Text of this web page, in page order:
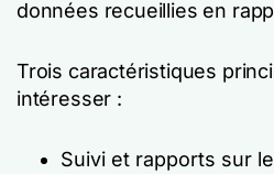
données recueillies en
Trois caractéristiques
intéresser :
Suivi et rapports sur